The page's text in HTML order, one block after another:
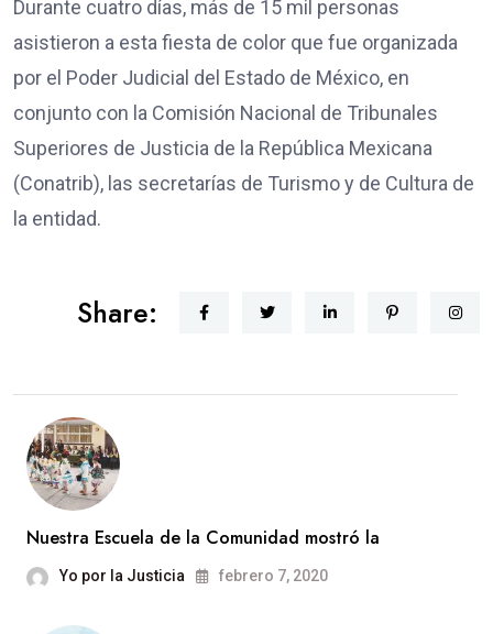
Durante cuatro días, más de 15 mil personas
asistieron a esta fiesta de color que fue organizada
por el Poder Judicial del Estado de México, en
conjunto con la Comisión Nacional de Tribunales
Superiores de Justicia de la República Mexicana
(Conatrib), las secretarías de Turismo y de Cultura de
la entidad.
Share:
Nuestra Escuela de la Comunidad mostró la
Yo por la Justicia febrero 7, 2020